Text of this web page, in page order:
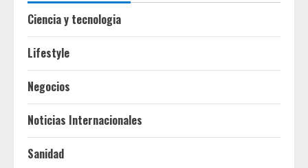
Ciencia y tecnologia
Lifestyle
Negocios
Noticias Internacionales
Sanidad